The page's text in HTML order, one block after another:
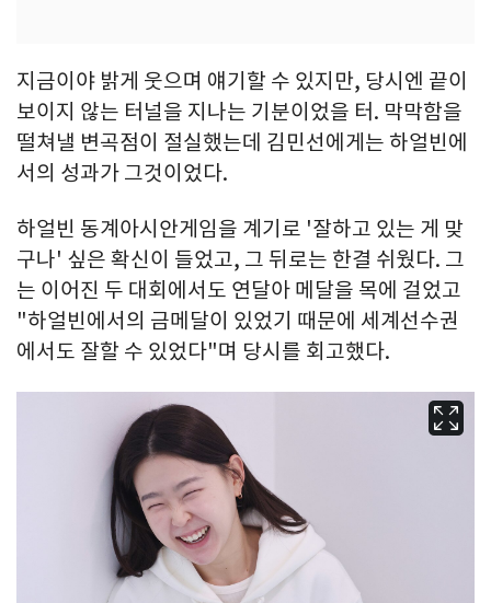
지금이야 밝게 웃으며 얘기할 수 있지만, 당시엔 끝이
보이지 않는 터널을 지나는 기분이었을 터. 막막함을
떨쳐낼 변곡점이 절실했는데 김민선에게는 하얼빈에
서의 성과가 그것이었다.
하얼빈 동계아시안게임을 계기로 '잘하고 있는 게 맞
구나' 싶은 확신이 들었고, 그 뒤로는 한결 쉬웠다. 그
는 이어진 두 대회에서도 연달아 메달을 목에 걸었고
"하얼빈에서의 금메달이 있었기 때문에 세계선수권
에서도 잘할 수 있었다"며 당시를 회고했다.